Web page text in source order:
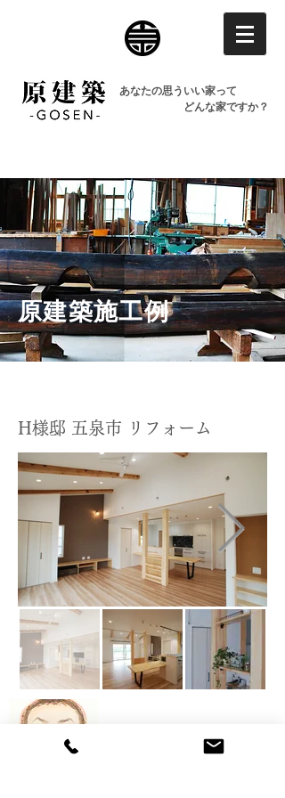
あなたの思ういい家って
どんな家ですか？
原建築施工例
H様邸 五泉市 リフォーム